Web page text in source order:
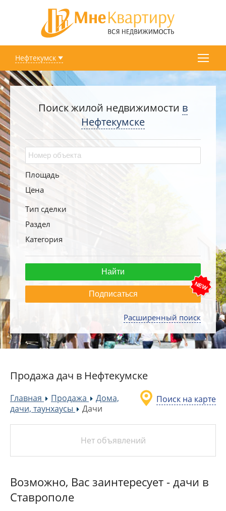
Нефтекумск
Поиск жилой недвижимости в
Нефтекумске
Площадь
Цена
Тип сделки
Раздел
Категория
Подписаться
Расширенный поиск
Продажа дач в Нефтекумске
Поиск на карте
Главная »Продажа »
Дома,
дачи, таунхаусы
»
Дачи
Нет объявлений
Возможно, Вас заинтересует - дачи в
Ставрополе